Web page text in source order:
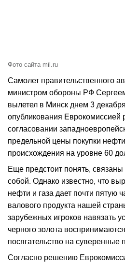
Фото сайта mil.ru
Самолет правительственного
министром обороны РФ
вылетел в Минск днем 3
опубликования Еврокомиссией
согласовании
предельной цены покупки
происхождения на уровне 60
Еще предстоит понять,
собой. Однако известно, что
нефти и газа дает почти пятую
валового продукта нашей
зарубежных игроков навязать
черного золота
посягательство на суверенные
Согласно решению